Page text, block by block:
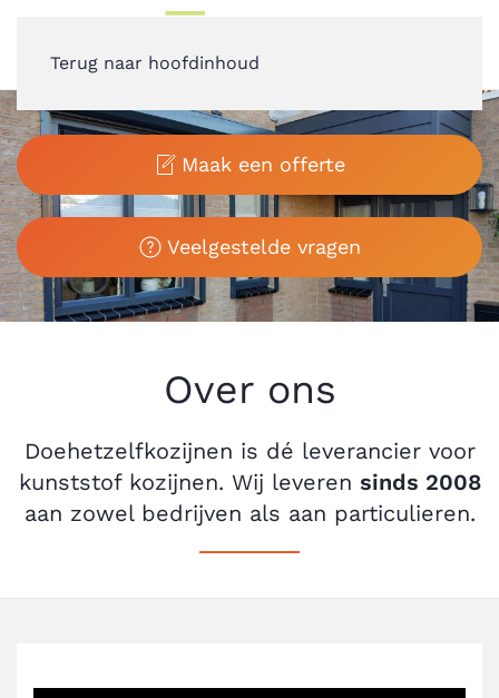
Terug naar hoofdinhoud
Maak een offerte
Veelgestelde vragen
Over ons
Doehetzelfkozijnen is dé leverancier voor
kunststof kozijnen. Wij leveren sinds 2008
aan zowel bedrijven als aan particulieren.